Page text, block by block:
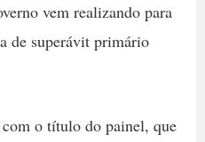
vem realizando para
de superávit primário
o título do painel, que